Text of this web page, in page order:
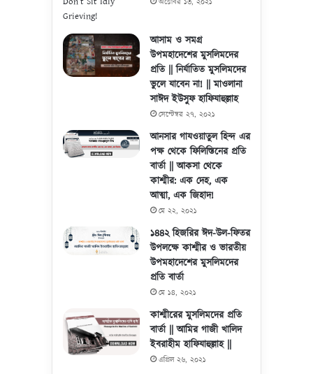
আসাম ও সমগ্র
উপমহাদেশের মুসলিমদের
প্রতি || নির্যাতিত মুসলিমদের
ভুলে যাবেন না! || মাওলানা
সাঈদ ইউসুফ হাফিযাহুল্লাহ
সেপ্টেম্বর ২৭, ২০২১
আনসার গাযওয়াতুল হিন্দ এর
পক্ষ থেকে ফিলিস্তিনের প্রতি
বার্তা || আকসা থেকে
কাশ্মীর: এক দেহ, এক
আত্মা, এক জিহাদ!
মে ২২, ২০২১
১৪৪২ হিজরির ঈদ-উল-ফিতর
উপলক্ষে কাশ্মীর ও ভারতীয়
উপমহাদেশের মুসলিমদের
প্রতি বার্তা
মে ১৪, ২০২১
কাশ্মীরের মুসলিমদের প্রতি
বার্তা || আমির গাজী খালিদ
ইবরাহীম হাফিযাহুল্লাহ ||
এপ্রিল ২৬, ২০২১